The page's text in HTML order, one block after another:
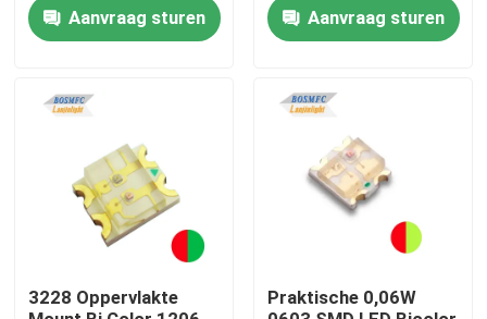
VR-show
Aanvraag sturen Aanvraag sturen
3228 Oppervlakte
Praktische 0,06W